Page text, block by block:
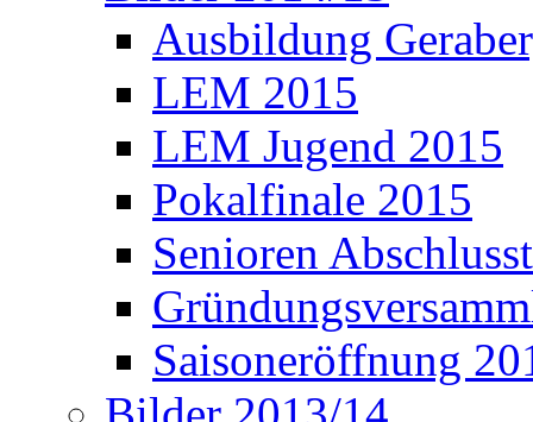
Ausbildung
LEM 2015
LEM Jugend 2015
Pokalfinale 2015
Senioren
Saisoneröffnung